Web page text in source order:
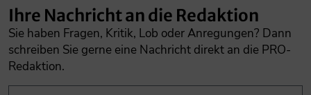
Ihre Nachricht an die Redaktion
Sie haben Fragen, Kritik, Lob oder Anregungen? Dann
schreiben Sie gerne eine Nachricht direkt an die PRO-
Redaktion.